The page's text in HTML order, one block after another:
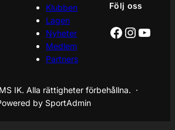
Klubben
Lagen
Nyheter
Medlem
Partners
Följ oss
Facebook
IK. Alla rättigheter förbehållna. ·
by SportAdmin